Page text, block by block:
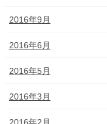
2016年9月
2016年6月
2016年5月
2016年3月